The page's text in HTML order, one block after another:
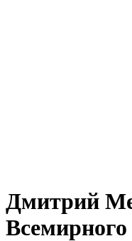
Дмитрий